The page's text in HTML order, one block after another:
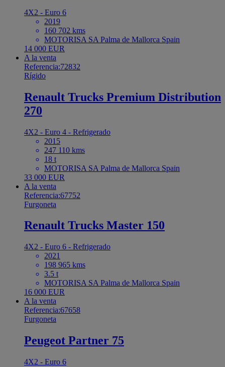
4X2 - Euro 6
2019
160 702 kms
MOTORISA SA Palma de Mallorca Spain
14 000 EUR
A la venta
Referencia:72832
Rígido
Renault Trucks Premium Distribution
270
4X2 - Euro 4 - Refrigerado
2015
247 110 kms
18 t
MOTORISA SA Palma de Mallorca Spain
33 000 EUR
A la venta
Referencia:67752
Furgoneta
Renault Trucks Master 150
4X2 - Euro 6 - Refrigerado
2021
198 965 kms
3.5 t
MOTORISA SA Palma de Mallorca Spain
16 000 EUR
A la venta
Referencia:67658
Furgoneta
Peugeot Partner 75
4X2 - Euro 6